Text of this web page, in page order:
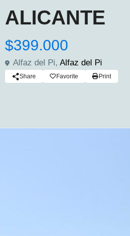
ALICANTE
$399.000
Alfaz del Pi, Alfaz del Pi
Share Favorite Print